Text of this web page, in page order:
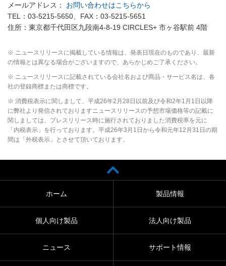
メールアドレス： お問い合わせはこちらから
TEL：03-5215-5650、FAX：03-5215-5651
住所：東京都千代田区九段南4-8-19 CIRCLES+ 市ヶ谷駅前 4階
※ ニュースリリースに掲載している情報は、発表日現在のものであり、最新
の情報とは異なる場合がございますので、あらかじめご了承ください。
※ ニュースリリースに記載されている会社名および商品・サービス名は、各
社の登録商標または商標です。
※ 消費税表示に関しまして、平成26年2月28日以前及び令和2年1月1日以降
に弊社より発信されておりますニュースリリースの予想市場価格等の記載に
関しましては、プレスリリース時に施行されておりました消費税率を元に
「内税表示」を行っております。平成26年3月1日から令和元年12月31日の期
間は「外税表示」とさせて頂いております。
ホーム 製品情報
個人向け製品 法人向け製品
ニュース サポート情報